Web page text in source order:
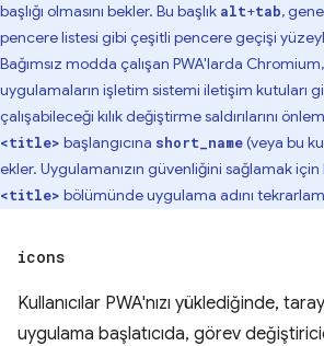
başlığı olmasını bekler. Bu başlık alt+tab,
pencere listesi gibi çeşitli pencere geçişi
Bağımsız modda çalışan PWA'larda Chromium,
uygulamaların işletim sistemi iletişim kutuları
çalışabileceği kılık değiştirme saldırılarını
<title> başlangıcına short_name(veya bu
ekler. Uygulamanızın güvenliğini sağlamak için
<title> bölümünde uygulama adını
icons
Kullanıcılar PWA'nızı yüklediğinde,
uygulama başlatıcıda, görev